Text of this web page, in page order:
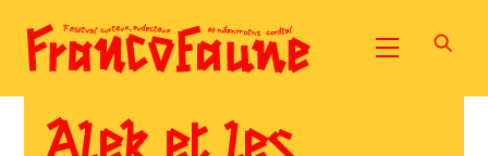
content
Menu